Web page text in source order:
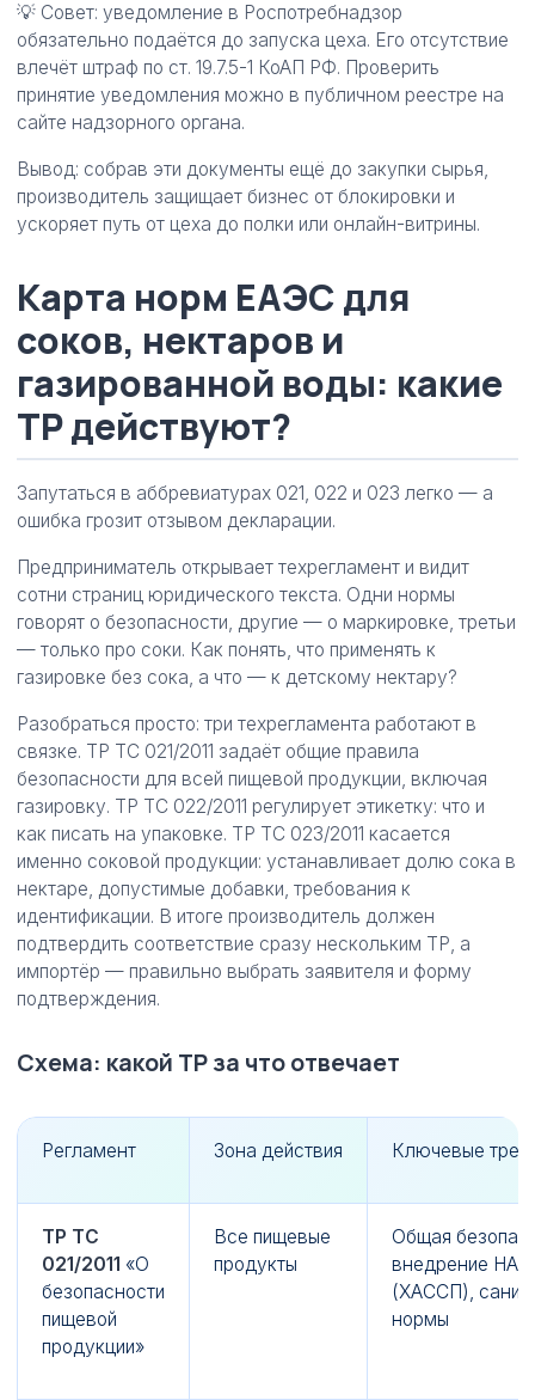
💡 Совет: уведомление в Роспотребнадзор
обязательно подаётся до запуска цеха. Его отсутствие
влечёт штраф по ст. 19.7.5-1 КоАП РФ. Проверить
принятие уведомления можно в публичном реестре на
сайте надзорного органа.
Вывод: собрав эти документы ещё до закупки сырья,
производитель защищает бизнес от блокировки и
ускоряет путь от цеха до полки или онлайн-витрины.
Карта норм ЕАЭС для
соков, нектаров и
газированной воды: какие
ТР действуют?
Запутаться в аббревиатурах 021, 022 и 023 легко — а
ошибка грозит отзывом декларации.
Предприниматель открывает техрегламент и видит
сотни страниц юридического текста. Одни нормы
говорят о безопасности, другие — о маркировке, третьи
— только про соки. Как понять, что применять к
газировке без сока, а что — к детскому нектару?
Разобраться просто: три техрегламента работают в
связке. ТР ТС 021/2011 задаёт общие правила
безопасности для всей пищевой продукции, включая
газировку. ТР ТС 022/2011 регулирует этикетку: что и
как писать на упаковке. ТР ТС 023/2011 касается
именно соковой продукции: устанавливает долю сока в
нектаре, допустимые добавки, требования к
идентификации. В итоге производитель должен
подтвердить соответствие сразу нескольким ТР, а
импортёр — правильно выбрать заявителя и форму
подтверждения.
Схема: какой ТР за что отвечает
Регламент Зона действия Ключевые
ТР ТС
021/2011 «О
безопасности
пищевой
продукции»
Все пищевые
продукты
Общая
внедрение
(ХАССП),
нормы